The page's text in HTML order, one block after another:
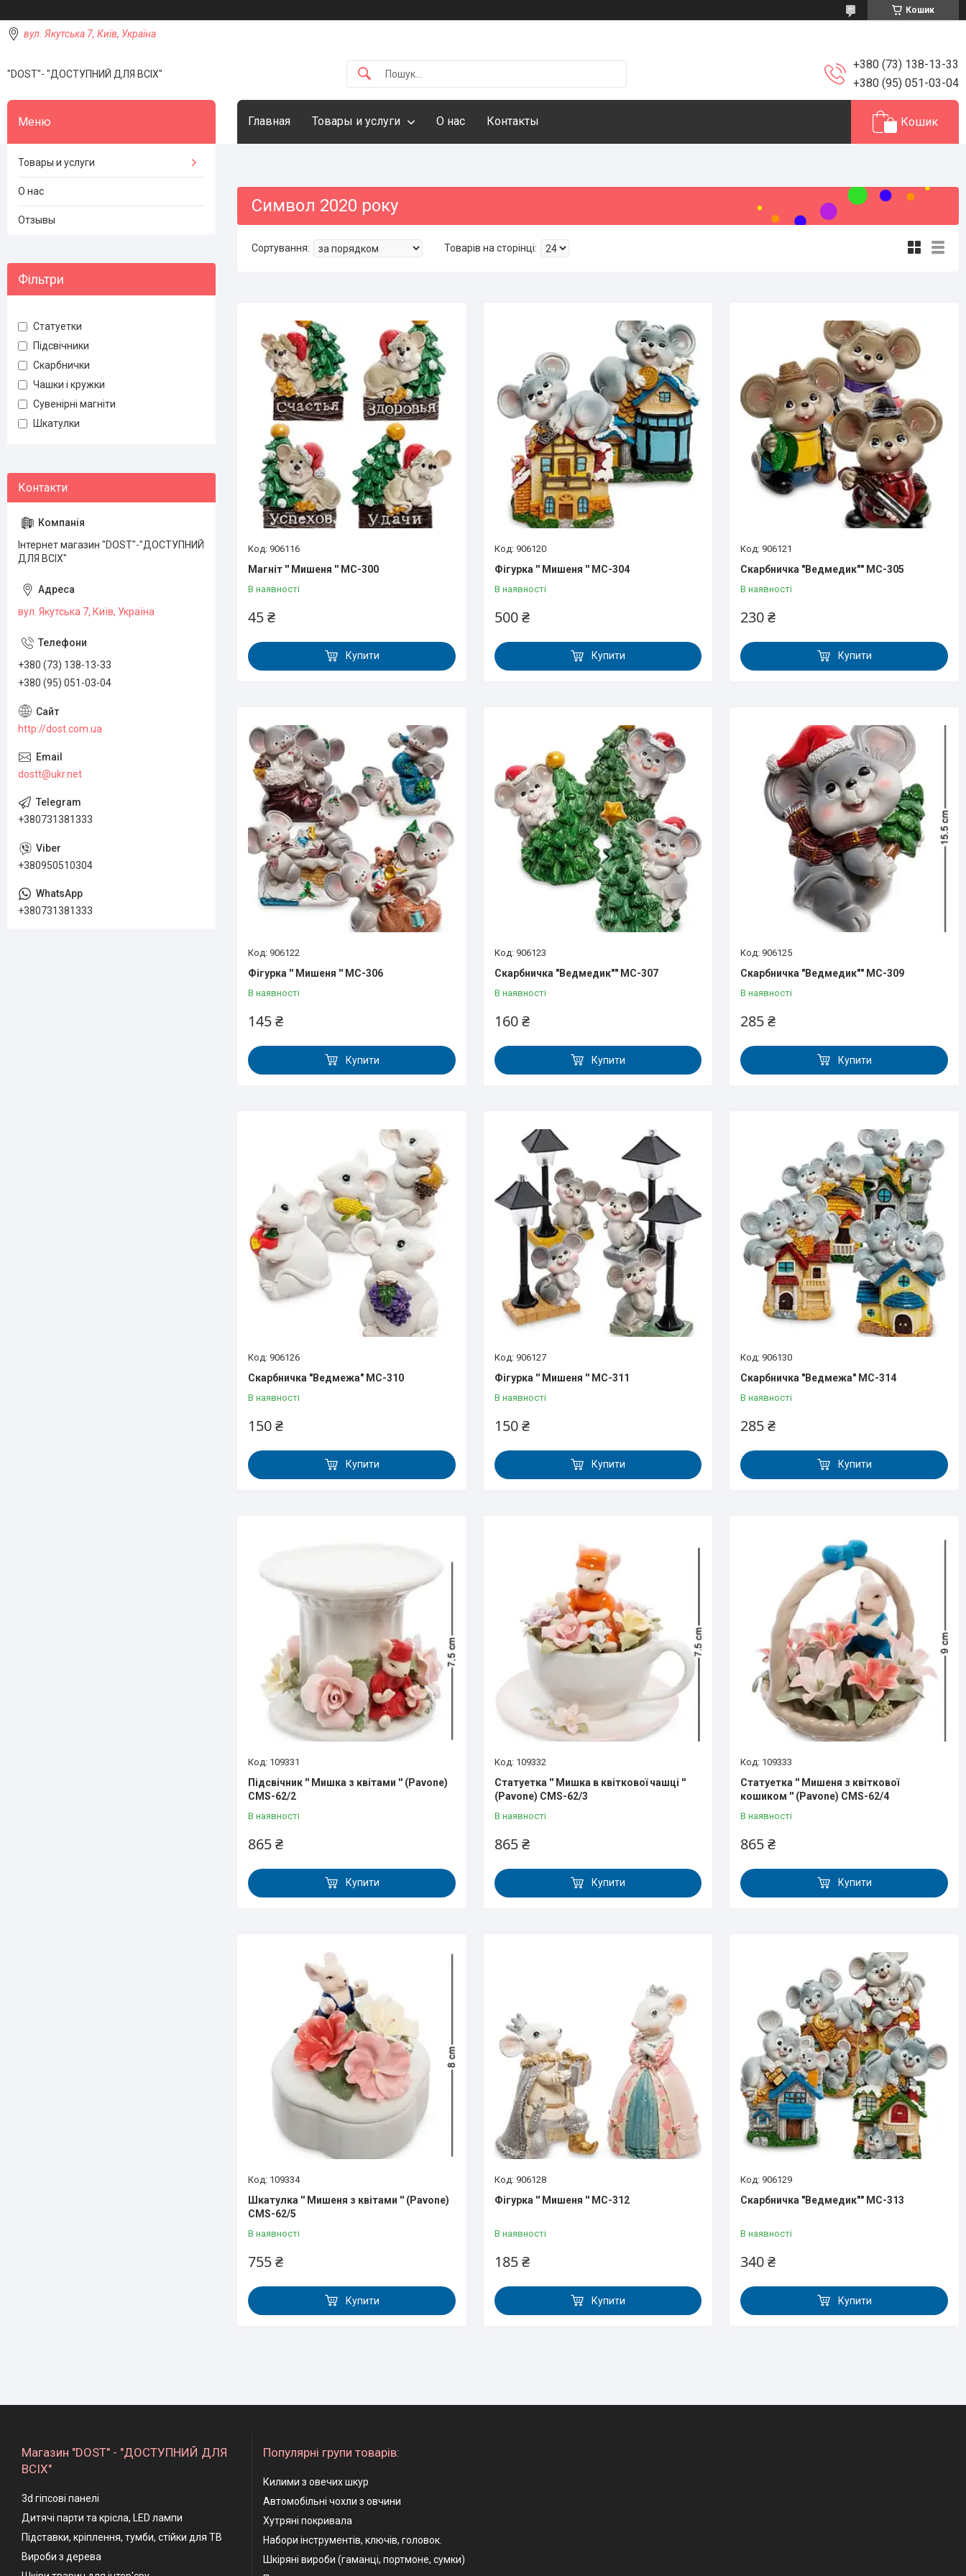
Кошик
вул. Якутська 7, Київ, Україна
"DOST"- "ДОСТУПНИЙ ДЛЯ ВСІХ"
+380 (73) 138-13-33
+380 (95) 051-03-04
Главная Товары и услуги О нас Контакты Кошик
Символ 2020 року
906116
Магніт '' Мишеня '' MC-300
В наявності
45 ₴
Купити
906120
Фігурка '' Мишеня '' MC-304
В наявності
500 ₴
Купити
906121
Скарбничка "Ведмедик"" MC-305
В наявності
230 ₴
Купити
906122
Фігурка '' Мишеня '' MC-306
В наявності
145 ₴
Купити
906123
Скарбничка "Ведмедик"" MC-307
В наявності
160 ₴
Купити
906125
Скарбничка "Ведмедик"" MC-309
В наявності
285 ₴
Купити
906126
Скарбничка "Ведмежа" MC-310
В наявності
150 ₴
Купити
906127
Фігурка '' Мишеня '' MC-311
В наявності
150 ₴
Купити
906130
Скарбничка "Ведмежа" MC-314
В наявності
285 ₴
Купити
109331
Підсвічник '' Мишка з квітами '' (Pavone)
CMS-62/2
В наявності
865 ₴
Купити
109332
Статуетка '' Мишка в квіткової чашці ''
(Pavone) CMS-62/3
В наявності
865 ₴
Купити
109333
Статуетка '' Мишеня з квіткової
кошиком '' (Pavone) CMS-62/4
В наявності
865 ₴
Купити
109334
Шкатулка '' Мишеня з квітами '' (Pavone)
CMS-62/5
В наявності
755 ₴
Купити
906128
Фігурка '' Мишеня '' MC-312
В наявності
185 ₴
Купити
906129
Скарбничка "Ведмедик"" MC-313
В наявності
340 ₴
Купити
Товары и услуги
О нас
Отзывы
Фільтри
Статуетки
Підсвічники
Скарбнички
Чашки і кружки
Сувенірні магніти
Шкатулки
Інтернет магазин "DOST"-"ДОСТУПНИЙ
ДЛЯ ВСІХ"
вул. Якутська 7, Київ, Україна
+380 (73) 138-13-33
+380 (95) 051-03-04
http://dost.com.ua
dostt@ukr.net
+380731381333
+380950510304
+380731381333
Магазин "DOST" - "ДОСТУПНИЙ ДЛЯ
ВСІХ"
3d гіпсові панелі
Дитячі парти та крісла, LED лампи
Підставки, кріплення, тумби, стійки для ТВ
Вироби з дерева
Популярні групи товарів:
Килими з овечих шкур
Автомобільні чохли з овчини
Хутряні покривала
Набори інструментів, ключів, головок.
Шкіряні вироби (гаманці, портмоне, сумки)